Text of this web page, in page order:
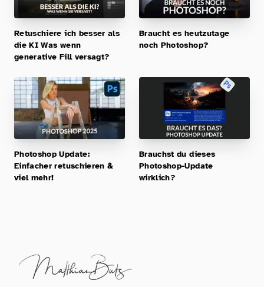
Retuschiere ich besser als
die KI Was wenn
generative Fill versagt?
Braucht es heutzutage
noch Photoshop?
Photoshop Update:
Einfacher retuschieren &
viel mehr!
Brauchst du dieses
Photoshop-Update
wirklich?